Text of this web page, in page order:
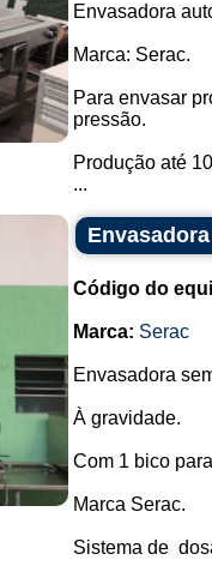
Envasadora
Marca: Serac.
Para envasar
pressão.
Produção até
...
Código do
Marca: Serac
Envasadora
À gravidade.
Com 1 bico
Marca Serac.
Sistema de